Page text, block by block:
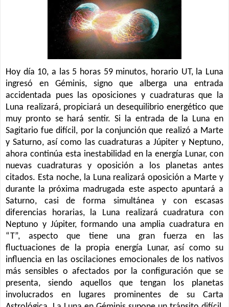
Hoy día 10, a las 5 horas 59 minutos, horario UT, la Luna
ingresó en Géminis, signo que alberga una entrada
accidentada pues las oposiciones y cuadraturas que la
Luna realizará, propiciará un desequilibrio energético que
muy pronto se hará sentir. Si la entrada de la Luna en
Sagitario fue difícil, por la conjunción que realizó a Marte
y Saturno, así como las cuadraturas a Júpiter y Neptuno,
ahora continúa esta inestabilidad en la energía Lunar, con
nuevas cuadraturas y oposición a los planetas antes
citados. Esta noche, la Luna realizará oposición a Marte y
durante la próxima madrugada este aspecto apuntará a
Saturno, casi de forma simultánea y con escasas
diferencias horarias, la Luna realizará cuadratura con
Neptuno y Júpiter, formando una amplia cuadratura en
“T”, aspecto que tiene una gran fuerza en las
fluctuaciones de la propia energía Lunar, así como su
influencia en las oscilaciones emocionales de los nativos
más sensibles o afectados por la configuración que se
presenta, siendo aquellos que tengan los planetas
involucrados en lugares prominentes de su Carta